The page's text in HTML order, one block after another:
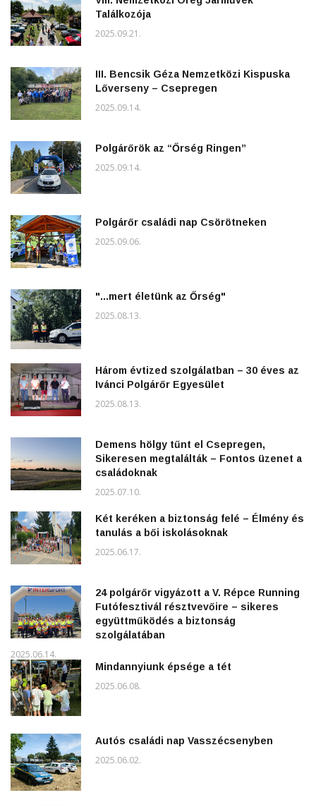
Találkozója
2025.09.21.
III. Bencsik Géza Nemzetközi Kispuska
Lőverseny – Csepregen
2025.09.14.
Polgárőrök az “Őrség Ringen”
2025.09.14.
Polgárőr családi nap Csörötneken
2025.09.06.
"...mert életünk az Őrség"
2025.08.13.
Három évtized szolgálatban – 30 éves az
Ivánci Polgárőr Egyesület
2025.08.13.
Demens hölgy tűnt el Csepregen,
Sikeresen megtalálták – Fontos üzenet a
családoknak
2025.07.10.
Két keréken a biztonság felé – Élmény és
tanulás a bői iskolásoknak
2025.06.17.
24 polgárőr vigyázott a V. Répce Running
Futófesztivál résztvevőire – sikeres
együttműködés a biztonság
szolgálatában
2025.06.14.
Mindannyiunk épsége a tét
2025.06.08.
Autós családi nap Vasszécsenyben
2025.06.02.